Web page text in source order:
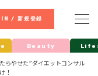
IN / 新規登録
Beauty
らやせた”ダイエットコンサル
！